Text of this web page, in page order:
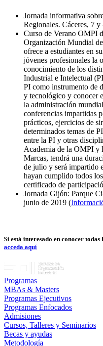
Jornada informativa
Regionales. Cáceres, 7
Curso de Verano OMPI
Organización Mundial
ofrece a estudiantes en
jóvenes profesionales la
conocimiento de los
Industrial e Intelectual
PI como instrumento de
y tecnológico y conocer
la administración
conferencias impartidas
prácticos, ejercicios de
determinados temas de
entre la PI y otras
Academia de la OMPI y
Marcas, tendrá una
de julio y será impartido
hayan cumplido todos
certificado de
Jornada Gijón: Parque
junio de 2019 (
Si está interesado en conocer
acceda aquí
Programas
MBAs & Masters
Programas Ejecutivos
Programas Enfocados
Admisiones
Cursos, Talleres y Seminarios
Becas y ayudas
Metodología